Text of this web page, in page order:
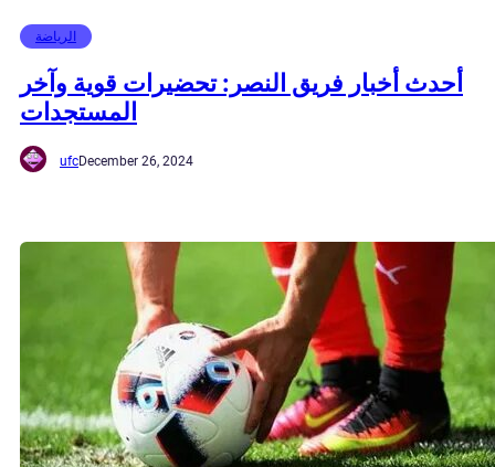
الرياضة
أحدث أخبار فريق النصر: تحضيرات قوية وآخر
المستجدات
ufcDecember 26, 2024